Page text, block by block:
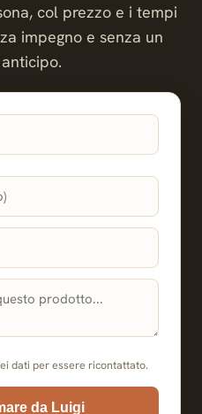
col prezzo e i tempi
impegno e senza un
dati per essere ricontattato.
da Luigi